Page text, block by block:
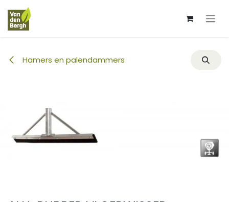
Overslaan naar inhoud
Hamers en palendammers